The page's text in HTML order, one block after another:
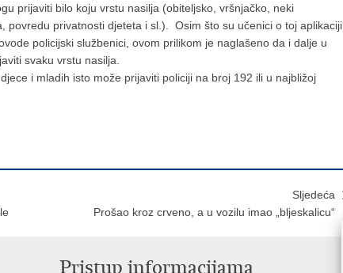
prijaviti bilo koju vrstu nasilja (obiteljsko, vršnjačko, neki
povredu privatnosti djeteta i sl.). Osim što su učenici o toj aplikaciji
policijski službenici, ovom prilikom je naglašeno da i dalje u
svaku vrstu nasilja.
i mladih isto može prijaviti policiji na broj 192 ili u najbližoj
Sljedeća
Prošao kroz crveno, a u vozilu imao „bljeskalicu“
Pristup informacijama